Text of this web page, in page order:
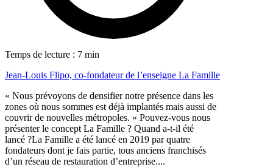
Temps de lecture : 7 min
Jean-Louis Flipo, co-fondateur de l’enseigne La Famille
« Nous prévoyons de densifier notre présence dans les
zones où nous sommes est déjà implantés mais aussi de
couvrir de nouvelles métropoles. » Pouvez-vous nous
présenter le concept La Famille ? Quand a-t-il été
lancé ?La Famille a été lancé en 2019 par quatre
fondateurs dont je fais partie, tous anciens franchisés
d’un réseau de restauration d’entreprise....